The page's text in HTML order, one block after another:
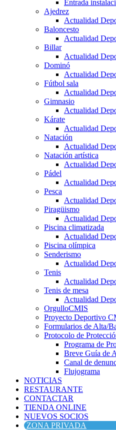
Entrada
Ajedrez
Actualidad
Baloncesto
Actualidad
Billar
Actualidad
Dominó
Actualidad
Fútbol sala
Actualidad
Gimnasio
Actualidad
Kárate
Actualidad
Natación
Actualidad
Natación artística
Actualidad
Pádel
Actualidad
Pesca
Actualidad
Piragüismo
Actualidad
Piscina climatizada
Actualidad
Piscina olímpica
Senderismo
Actualidad
Tenis
Actualidad
Tenis de mesa
Actualidad
OrgulloCMIS
Proyecto Deportivo
Formularios de Alta/
Protocolo de
Programa de
Breve Guía de
Canal de
Flujograma
NOTICIAS
RESTAURANTE
CONTACTAR
TIENDA ONLINE
NUEVOS SOCIOS
ZONA PRIVADA